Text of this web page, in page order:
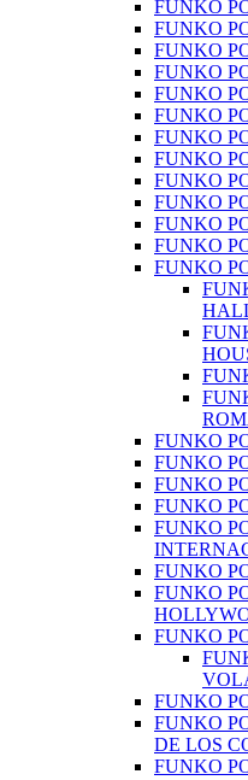
FUNKO
FUNKO
FUNKO
FUNKO
FUNKO
FUNKO
FUNKO
FUNKO
FUNKO
FUNKO
FUNKO
FUNKO
FUNKO
FUNKO
FUNKO
FUNKO
FUNKO
FUNKO
FUNKO
FUNKO
FUNKO
FUNKO
FUNKO
DE LOS
FUNKO